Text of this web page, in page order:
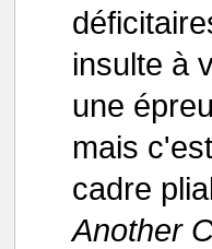
insulte à
une
mais
cadre
Another